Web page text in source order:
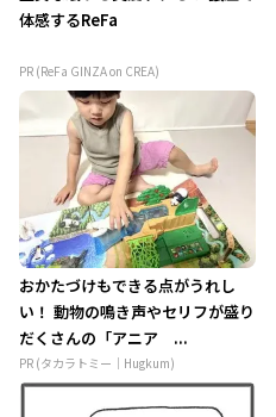
体感するReFa
PR (ReFa GINZA on CREA)
おかたづけもできる点がうれし
い！ 動物の鳴き声やセリフが盛り
だくさんの「アニア ...
PR (タカラトミー｜Hugkum)